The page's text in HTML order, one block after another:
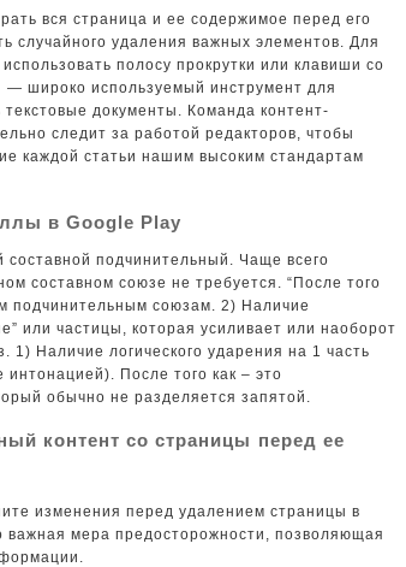
вся страница и ее содержимое перед его
случайного удаления важных элементов. Для
полосу прокрутки или клавиши со
— широко используемый инструмент для
документы. Команда контент-
следит за работой редакторов, чтобы
каждой статьи нашим высоким стандартам
в Google Play
подчинительный. Чаще всего
составном союзе не требуется. “После того
подчинительным союзам. 2) Наличие
или частицы, которая усиливает или наоборот
1) Наличие логического ударения на 1 часть
После того как – это
обычно не разделяется запятой.
контент со страницы⁤ перед ее
изменения перед удалением страницы в
важная мера предосторожности, позволяющая